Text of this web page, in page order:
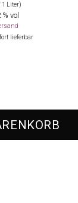
Liter)
vol
lieferbar